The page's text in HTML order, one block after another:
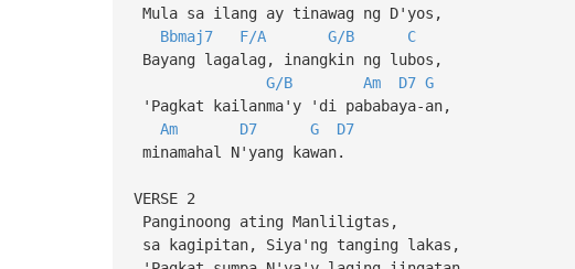
Mula sa ilang ay tinawag ng D'yos,
Bbmaj7
F/A G/B
C
Bayang lagalag, inangkin ng lubos,
G/B
Am D7 G
'Pagkat kailanma'y 'di pababaya-an,
Am
D7 G
D7
minamahal N'yang kawan.
VERSE 2
Panginoong ating Manliligtas,
sa kagipitan, Siya'ng tanging lakas,